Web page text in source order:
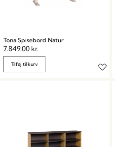
Tona Spisebord Natur
7.849,00 kr.
Tilføj til kurv